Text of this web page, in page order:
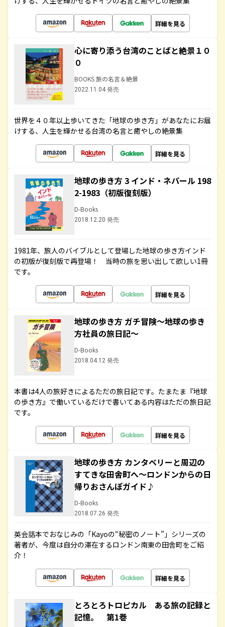
詳細を見る
心に寄り添う台湾のことばと絶景１０
０
BOOKS 旅の名言＆絶景
2022.11.04 発売
世界を４０年以上歩いてきた「地球の歩き方」があなたにお届
けする、人生を輝かせる台湾の名言と癒やしの絶景集
詳細を見る
地球の歩き方 3 インド・ネパール 198
2-1983（初版復刻版）
D-Books
2018.12.20 発売
1981年、旅人のバイブルとして登場した地球の歩き方インド
の初版が復刻版で再登場！ 当時の旅を思い出して欲しい1冊
です。
詳細を見る
地球の歩き方 ガチ冒険～地球の歩き
方社員の旅日記～
D-Books
2018.04.12 発売
本書は4人の旅好きによるただの旅日記です。たまたま『地球
の歩き方』で働いているだけで書いてある内容はただの旅日記
です。
詳細を見る
地球の歩き方 カンタベリーと周辺の
すてきな田舎町へ～ロンドンからの日
帰りおさんぽガイド♪
D-Books
2018.07.26 発売
英会話本でおなじみの「Kayoの“秘密のノート”」シリーズの
著者が、今度は自分の滞在するロンドン南東の田舎町をご紹
介！
詳細を見る
とろとろトロピカル ある旅の記録と
記憶。 第1巻